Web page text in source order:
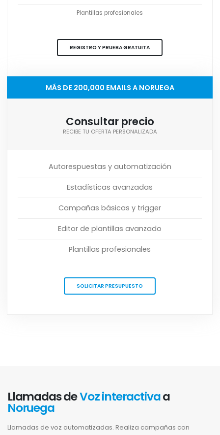
Plantillas profesionales
REGISTRO Y PRUEBA GRATUITA
MÁS DE 200,000 EMAILS A NORUEGA
Consultar precio
RECIBE TU OFERTA PERSONALIZADA
Autorespuestas y automatización
Estadísticas avanzadas
Campañas básicas y trigger
Editor de plantillas avanzado
Plantillas profesionales
SOLICITAR PRESUPUESTO
Llamadas deVoz interactivaa
Noruega
Llamadas de voz automatizadas. Realiza campañas con